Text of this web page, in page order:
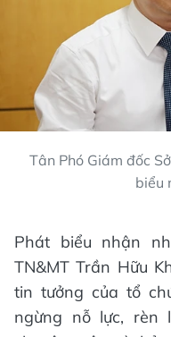
Tân Phó Giám đốc
biểu
Phát biểu nhận
TN&MT Trần Hữu
tin tưởng của tổ
ngừng nỗ lực, rèn